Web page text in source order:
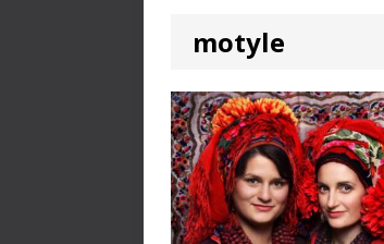
motyle